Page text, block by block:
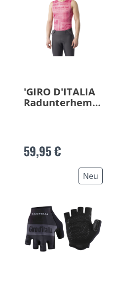
'GIRO D'ITALIA
Radunterhemd
Gazzetta dello
59,95 €
Neu